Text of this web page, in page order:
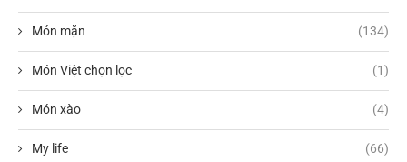
Món mặn (134)
Món Việt chọn lọc (1)
Món xào (4)
My life (66)